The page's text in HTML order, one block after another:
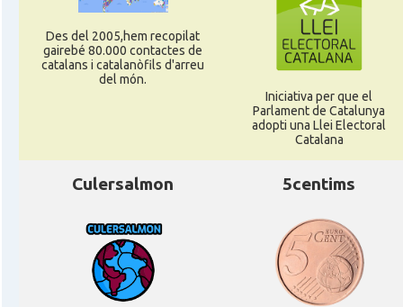
Des del 2005,hem recopilat
gairebé 80.000 contactes de
catalans i catalanòfils d'arreu
del món.
Iniciativa per que el
Parlament de Catalunya
adopti una Llei Electoral
Catalana
Culersalmon 5centims